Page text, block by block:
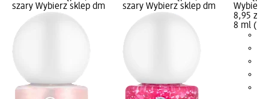
szary Wybierz sklep dm
szary Wybierz sklep dm
Wybierz
8,95 zł
8 ml